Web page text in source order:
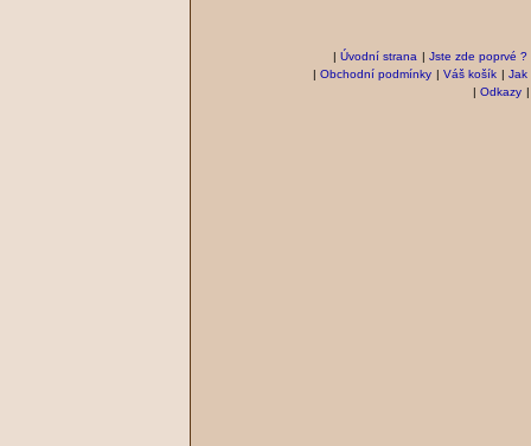
| Úvodní strana | Jste zde poprvé ?
| Obchodní podmínky | Váš košík | Jak
| Odkazy